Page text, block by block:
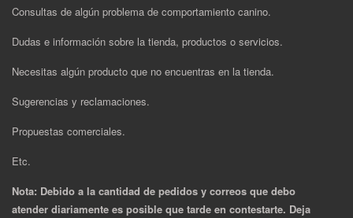
Consultas de algún problema de comportamiento canino.
Dudas e información sobre la tienda, productos o servicios.
Necesitas algún producto que no encuentras en la tienda.
Sugerencias y reclamaciones.
Propuestas comerciales.
Etc.
Nota: Debido a la cantidad de pedidos y correos que debo
atender diariamente es posible que tarde en contestarte. Deja